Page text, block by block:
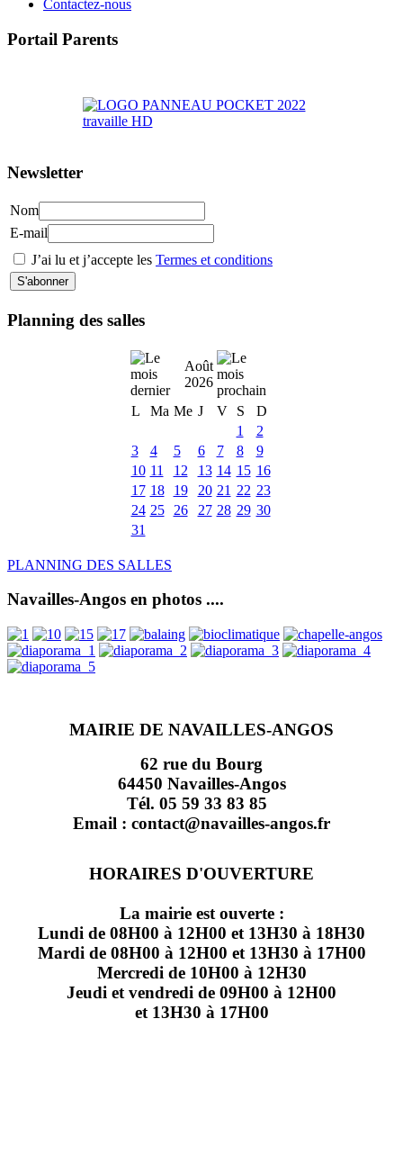
Contactez-nous
Portail Parents
Newsletter
Nom
E-mail
J’ai lu et j’accepte les Termes et conditions
Planning des salles
Août
2026
L
Ma Me J V S
D
1
2
3
4 5 6 7 8
9
10 11 12 13 14 15 16
17 18 19 20 21 22 23
24 25 26 27 28 29 30
31
PLANNING DES SALLES
Navailles-Angos en photos ....
MAIRIE DE NAVAILLES-ANGOS
62 rue du Bourg
64450 Navailles-Angos
Tél. 05 59 33 83 85
Email : contact@navailles-angos.fr
HORAIRES D'OUVERTURE
La mairie est ouverte :
Lundi de 08H00 à 12H00 et 13H30 à 18H30
Mardi de 08H00 à 12H00 et 13H30 à 17H00
Mercredi de 10H00 à 12H30
Jeudi et vendredi de 09H00 à 12H00
et 13H30 à 17H00